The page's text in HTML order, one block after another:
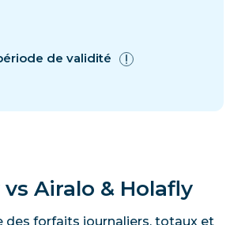
de validité
Airalo & Holafly
des forfaits journaliers, totaux et